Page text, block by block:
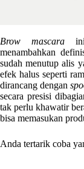
Brow mascaraini
menambahkan
sudah menutup alis
efek halus seperti
dirancang dengan
secara presisi
tak perlu khawatir
bisa memasukan
Anda tertarik coba